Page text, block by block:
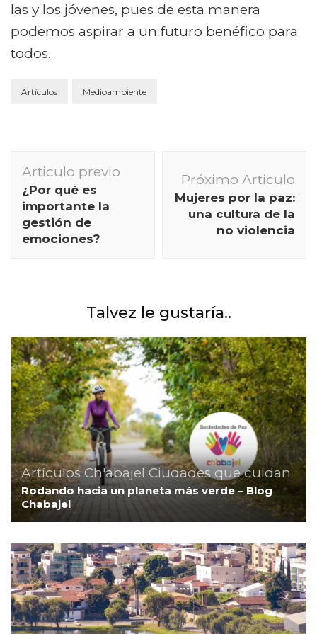
las y los jóvenes, pues de esta manera
podemos aspirar a un futuro benéfico para
todos.
Artículos Medioambiente
Navegación
de
publicación
Articulo previo
¿Por qué es
importante la
gestión de
emociones?
Próximo Articulo
Mujeres por la paz:
una cultura de la
no violencia
Talvez le gustaría..
Artículos Ch'abajel Ciudades que cuidan
Rodando hacia un planeta más verde – Blog
Chabajel